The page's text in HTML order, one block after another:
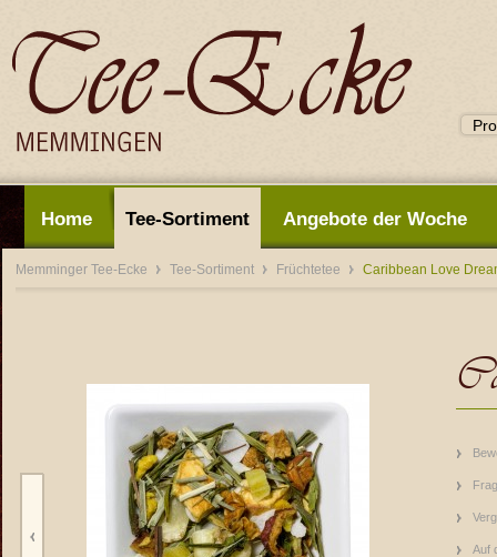
Home Tee-Sortiment Angebote der Woche
Memminger Tee-Ecke Tee-Sortiment Früchtetee Caribbean Love
Auf